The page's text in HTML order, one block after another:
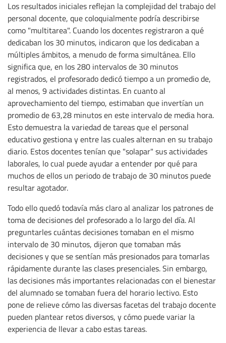
Los resultados iniciales reflejan la complejidad del trabajo del
personal docente, que coloquialmente podría describirse
como "multitarea". Cuando los docentes registraron a qué
dedicaban los 30 minutos, indicaron que los dedicaban a
múltiples ámbitos, a menudo de forma simultánea. Ello
significa que, en los 280 intervalos de 30 minutos
registrados, el profesorado dedicó tiempo a un promedio de,
al menos, 9 actividades distintas. En cuanto al
aprovechamiento del tiempo, estimaban que invertían un
promedio de 63,28 minutos en este intervalo de media hora.
Esto demuestra la variedad de tareas que el personal
educativo gestiona y entre las cuales alternan en su trabajo
diario. Estos docentes tenían que "solapar" sus actividades
laborales, lo cual puede ayudar a entender por qué para
muchos de ellos un periodo de trabajo de 30 minutos puede
resultar agotador.
Todo ello quedó todavía más claro al analizar los patrones de
toma de decisiones del profesorado a lo largo del día. Al
preguntarles cuántas decisiones tomaban en el mismo
intervalo de 30 minutos, dijeron que tomaban más
decisiones y que se sentían más presionados para tomarlas
rápidamente durante las clases presenciales. Sin embargo,
las decisiones más importantes relacionadas con el bienestar
del alumnado se tomaban fuera del horario lectivo. Esto
pone de relieve cómo las diversas facetas del trabajo docente
pueden plantear retos diversos, y cómo puede variar la
experiencia de llevar a cabo estas tareas.